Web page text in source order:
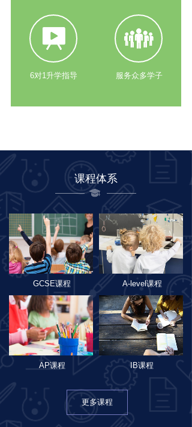
6对1升学指导 服务众多学子
课程体系
GCSE课程 A-level课程
AP课程 IB课程
更多课程